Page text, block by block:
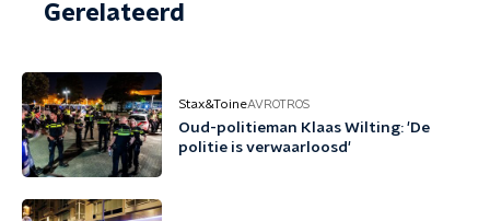
Gerelateerd
Stax&ToineAVROTROS
Oud-politieman Klaas Wilting: 'De
politie is verwaarloosd'